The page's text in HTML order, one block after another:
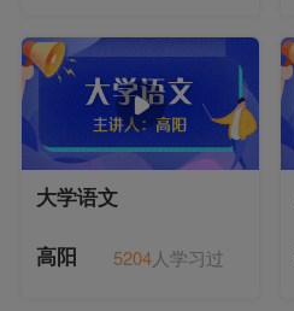
大学语文
高阳 5204人学习过